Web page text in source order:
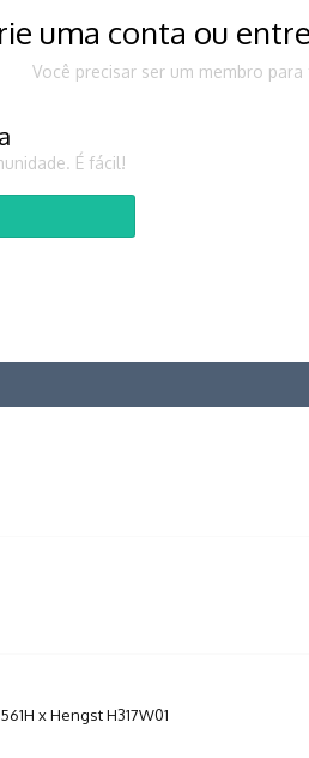
uma conta ou
Você precisar ser um membro
É fácil!
x Hengst H317W01